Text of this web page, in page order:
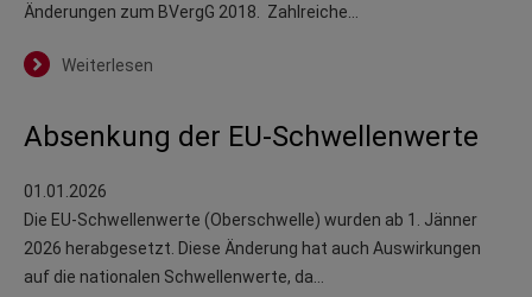
Änderungen zum BVergG 2018. Zahlreiche…
Weiterlesen
Absenkung der EU-Schwellenwerte
01.01.2026
Die EU-Schwellenwerte (Oberschwelle) wurden ab 1. Jänner
2026 herabgesetzt. Diese Änderung hat auch Auswirkungen
auf die nationalen Schwellenwerte, da…